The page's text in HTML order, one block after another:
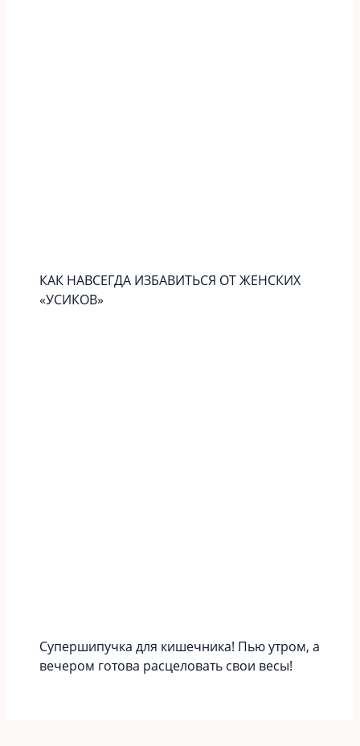
КАК НАВСЕГДА ИЗБАВИТЬСЯ ОТ ЖЕНСКИХ
«УСИКОВ»
Супершипучка для кишечника! Пью утром, а
вечером готова расцеловать свои весы!